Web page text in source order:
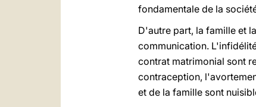
fondamentale de la
D'autre part, la famille et
communication.
contrat matrimonial sont
contraception,
et de la famille sont